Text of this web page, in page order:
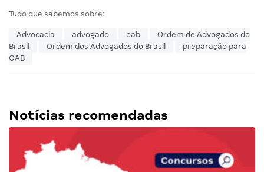
Tudo que sabemos sobre:
Advocacia advogado oab
Ordem de Advogados do
Brasil
Ordem dos Advogados do Brasil
preparação para
OAB
Notícias recomendadas